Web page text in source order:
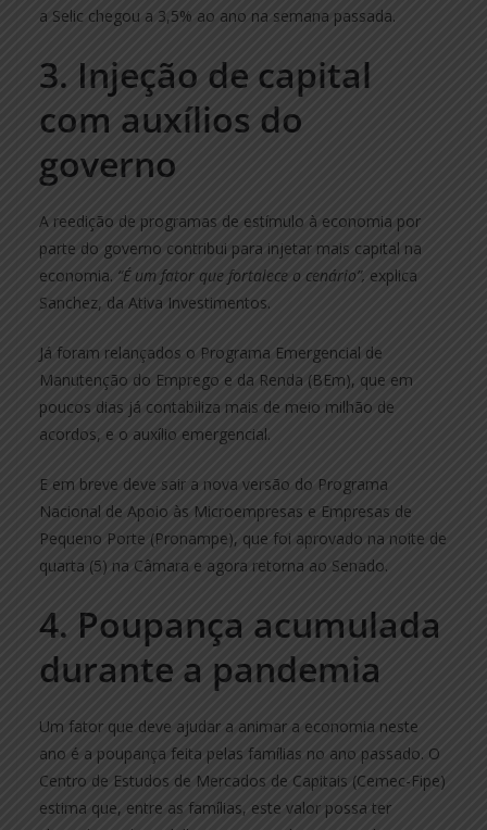
a Selic chegou a 3,5% ao ano na semana passada.
3. Injeção de capital
com auxílios do
governo
A reedição de programas de estímulo à economia por
parte do governo contribui para injetar mais capital na
economia. “É um fator que fortalece o cenário”, explica
Sanchez, da Ativa Investimentos.
Já foram relançados o Programa Emergencial de
Manutenção do Emprego e da Renda (BEm), que em
poucos dias já contabiliza mais de meio milhão de
acordos, e o auxílio emergencial.
E em breve deve sair a nova versão do Programa
Nacional de Apoio às Microempresas e Empresas de
Pequeno Porte (Pronampe), que foi aprovado na noite de
quarta (5) na Câmara e agora retorna ao Senado.
4. Poupança acumulada
durante a pandemia
Um fator que deve ajudar a animar a economia neste
ano é a poupança feita pelas famílias no ano passado. O
Centro de Estudos de Mercados de Capitais (Cemec-Fipe)
estima que, entre as famílias, este valor possa ter